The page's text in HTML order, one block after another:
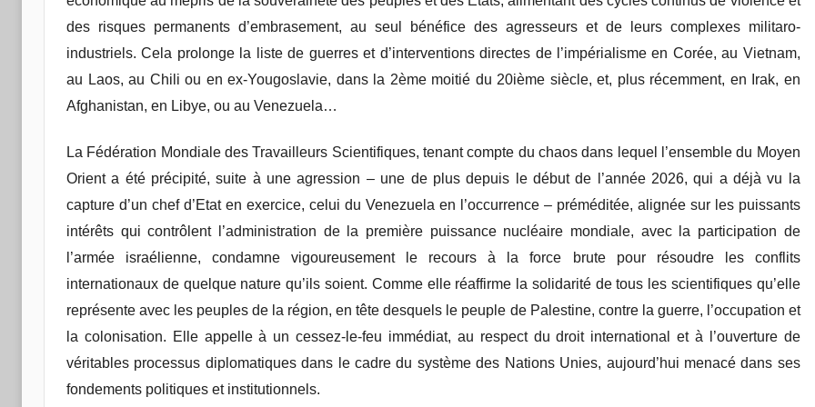
des risques permanents d’embrasement, au seul bénéfice des agresseurs et de leurs complexes militaro-
industriels. Cela prolonge la liste de guerres et d’interventions directes de l’impérialisme en Corée, au Vietnam,
au Laos, au Chili ou en ex-Yougoslavie, dans la 2ème moitié du 20ième siècle, et, plus récemment, en Irak, en
Afghanistan, en Libye, ou au Venezuela…
La Fédération Mondiale des Travailleurs Scientifiques, tenant compte du chaos dans lequel l’ensemble du Moyen
Orient a été précipité, suite à une agression – une de plus depuis le début de l’année 2026, qui a déjà vu la
capture d’un chef d’Etat en exercice, celui du Venezuela en l’occurrence – préméditée, alignée sur les puissants
intérêts qui contrôlent l’administration de la première puissance nucléaire mondiale, avec la participation de
l’armée israélienne, condamne vigoureusement le recours à la force brute pour résoudre les conflits
internationaux de quelque nature qu’ils soient. Comme elle réaffirme la solidarité de tous les scientifiques qu’elle
représente avec les peuples de la région, en tête desquels le peuple de Palestine, contre la guerre, l’occupation et
la colonisation. Elle appelle à un cessez-le-feu immédiat, au respect du droit international et à l’ouverture de
véritables processus diplomatiques dans le cadre du système des Nations Unies, aujourd’hui menacé dans ses
fondements politiques et institutionnels.